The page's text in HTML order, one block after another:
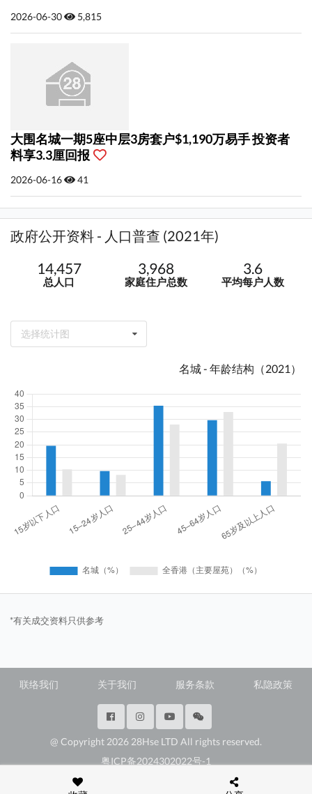
2026-06-30 5,815
大围名城一期5座中层3房套户$1,190万易手 投资者
料享3.3厘回报
2026-06-16 41
政府公开资料 - 人口普查 (2021年)
14,457
总人口
3,968
家庭住户总数
3.6
平均每户人数
选择统计图
名城 - 年龄结构（2021）
*有关成交资料只供参考
联络我们 关于我们 服务条款 私隐政策
@ Copyright 2026 28Hse LTD All rights reserved.
粤ICP备2024302022号-1
深圳市福田区福田街道岗厦社区彩田路3069号星河世纪A楝2307E3